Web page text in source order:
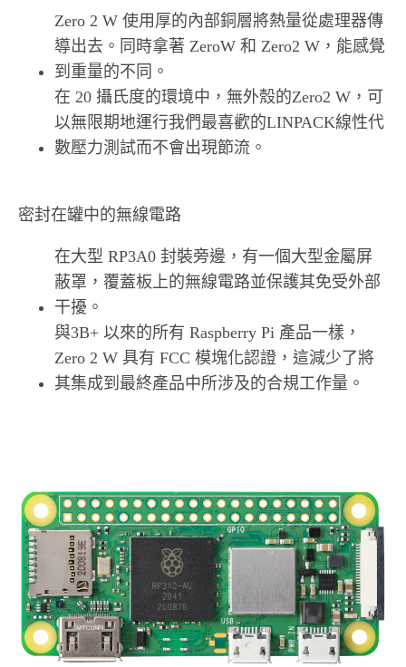
Zero 2 W 使用厚的內部銅層將熱量從處理器傳
導出去。同時拿著 ZeroW 和 Zero2 W，能感覺
到重量的不同。
在 20 攝氏度的環境中，無外殼的Zero2 W，可
以無限期地運行我們最喜歡的LINPACK線性代
數壓力測試而不會出現節流。
密封在罐中的無線電路
在大型 RP3A0 封裝旁邊，有一個大型金屬屏
蔽罩，覆蓋板上的無線電路並保護其免受外部
干擾。
與3B+ 以來的所有 Raspberry Pi 產品一樣，
Zero 2 W 具有 FCC 模塊化認證，這減少了將
其集成到最終產品中所涉及的合規工作量。